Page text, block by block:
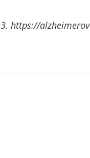
3. https://